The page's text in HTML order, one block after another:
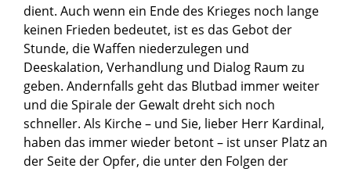
dient. Auch wenn ein Ende des Krieges noch lange
keinen Frieden bedeutet, ist es das Gebot der
Stunde, die Waffen niederzulegen und
Deeskalation, Verhandlung und Dialog Raum zu
geben. Andernfalls geht das Blutbad immer weiter
und die Spirale der Gewalt dreht sich noch
schneller. Als Kirche – und Sie, lieber Herr Kardinal,
haben das immer wieder betont – ist unser Platz an
der Seite der Opfer, die unter den Folgen der